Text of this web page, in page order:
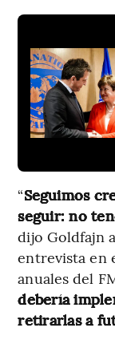
“Seguimos
seguir: no
dijo Goldfajn
entrevista en
anuales del
debería
retirarlas a